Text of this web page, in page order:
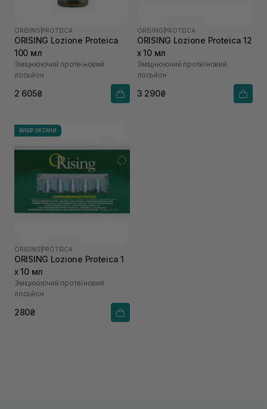
ORISING PROTEICA
ORISING Lozione Proteica
100 мл
Зміцнюючий протеїновий
лосьйон
2 605₴
ORISING PROTEICA
ORISING Lozione Proteica 12
х 10 мл
Зміцнюючий протеїновий
лосьйон
3 290₴
ВИБІР ОКСАНИ
ORISING PROTEICA
ORISING Lozione Proteica 1
х 10 мл
Зміцнюючий протеїновий
лосьйон
280₴